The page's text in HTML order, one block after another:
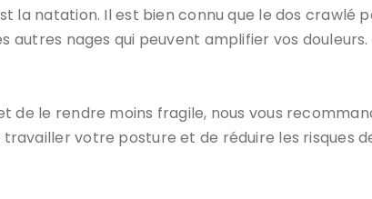
la natation. Il est bien connu que le dos crawlé
autres nages qui peuvent amplifier vos douleurs.
de le rendre moins fragile, nous vous
votre posture et de réduire les risques